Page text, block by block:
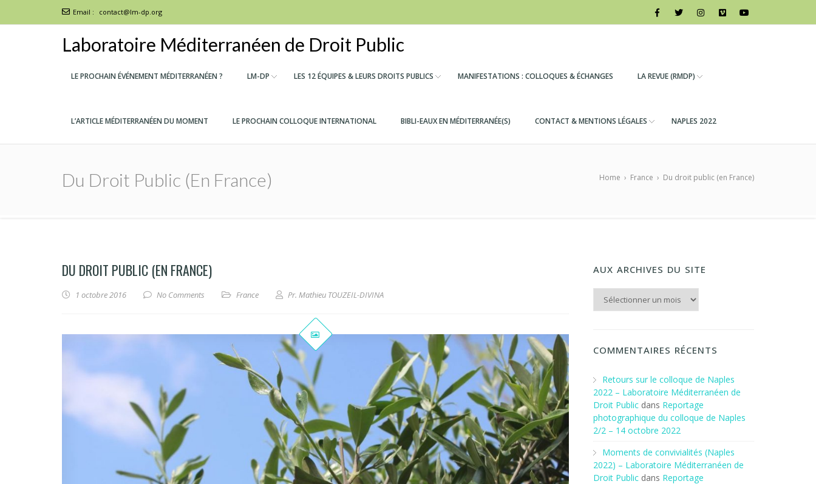
Email : contact@lm-dp.org
Laboratoire Méditerranéen de Droit Public
LE PROCHAIN ÉVÉNEMENT MÉDITERRANÉEN ? LM-DP LES 12 ÉQUIPES & LEURS DROITS PUBLICS MANIFESTATIONS : COLLOQUES & ÉCHANGES LA REVUE (RMDP)
L’ARTICLE MÉDITERRANÉEN DU MOMENT LE PROCHAIN COLLOQUE INTERNATIONAL BIBLI-EAUX EN MÉDITERRANÉE(S) CONTACT & MENTIONS LÉGALES NAPLES 2022
Du Droit Public (en France) Home › France › Du droit public (en France)
DU DROIT PUBLIC (EN FRANCE)
1 octobre 2016 No Comments France Pr. Mathieu TOUZEIL-DIVINA
AUX ARCHIVES DU SITE
Aux archives du Site
COMMENTAIRES RÉCENTS
Retours sur le colloque de Naples
2022 – Laboratoire Méditerranéen de
Droit Public dans Reportage
photographique du colloque de Naples
2/2 – 14 octobre 2022
Moments de convivialités (Naples
2022) – Laboratoire Méditerranéen de
Droit Public dans Reportage